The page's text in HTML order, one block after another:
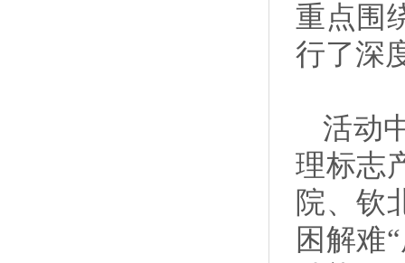
重点围
行了深
活动
理标志
院、钦
困解难